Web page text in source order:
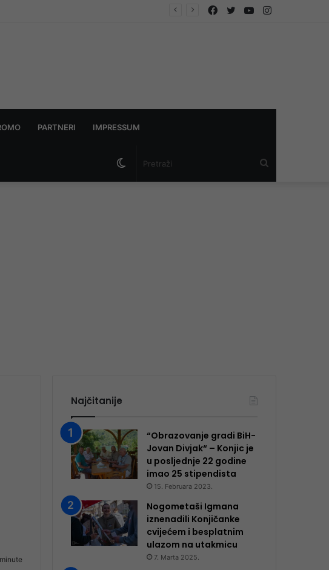
Instagram
YouTube
Twitter
Facebook
PARTNERI IMPRESSUM
Switch
Najčitanije
“Obrazovanje gradi BiH-
Jovan Divjak“ – Konjic je
u posljednje 22 godine
imao 25 ​​stipendista
15. Februara 2023.
Nogometaši Igmana
iznenadili Konjičanke
cvijećem i besplatnim
ulazom na utakmicu
7. Marta 2025.